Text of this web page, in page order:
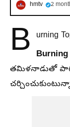
hmtv 2
B urning
Burning
తమిళనాడుతో